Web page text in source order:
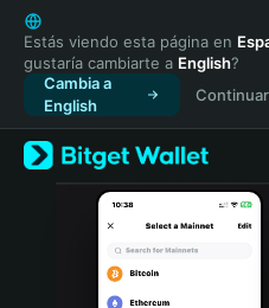
English
日本語
Tiếng Việt
Русский
Español (Latinoamérica)
Türkçe
Italiano
Estás viendo esta página en
gustaría cambiarte a English?
Cambia a
English